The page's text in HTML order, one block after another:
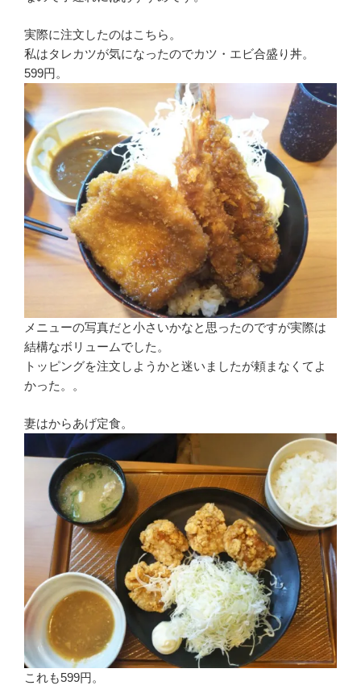
実際に注文したのはこちら。
私はタレカツが気になったのでカツ・エビ合盛り丼。
599円。
メニューの写真だと小さいかなと思ったのですが実際は
結構なボリュームでした。
トッピングを注文しようかと迷いましたが頼まなくてよ
かった。。
妻はからあげ定食。
これも599円。